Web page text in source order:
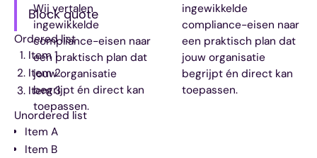
Wij vertalen
ingewikkelde
compliance-eisen naar
een praktisch plan dat
jouw organisatie
begrijpt én direct kan
toepassen.
ingewikkelde
compliance-eisen naar
een praktisch plan dat
jouw organisatie
begrijpt én direct kan
toepassen.
Block quote
Ordered list
Item 1
Item 2
Item 3
Unordered list
Item A
Item B